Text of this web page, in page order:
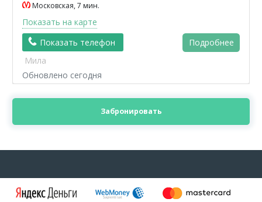
Московская, 7 мин.
Показать на карте
Показать телефон
Подробнее
Мила
Обновлено сегодня
Забронировать